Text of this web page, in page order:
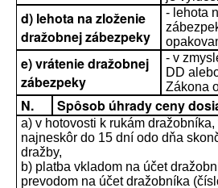
d) lehota na zloženie
dražobnej zábezpeky
- lehota
e) vrátenie dražobnej
zábezpeky
- v
DD
Zákona
N. Spôsob úhrady ceny
a) v hotovosti k rukám
najneskôr do 15 dní odo dňa
dražby,
b) platba vkladom na účet
prevodom na účet dražobníka